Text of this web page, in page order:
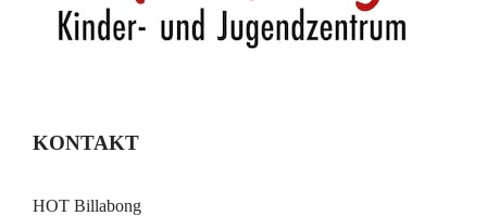
KONTAKT
HOT Billabong